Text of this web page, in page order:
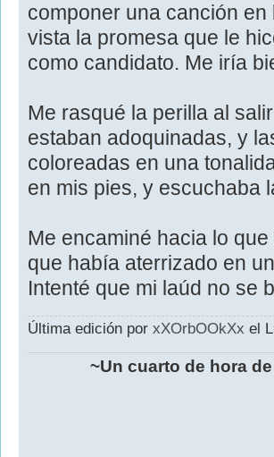
componer una canción
vista la promesa que le
como candidato. Me iría
Me rasqué la perilla al
estaban adoquinadas, y
coloreadas en una
en mis pies, y escuchaba
Me encaminé hacia lo
que había aterrizado en
Intenté que mi laúd no se
Última edición por xXOrbOOkXx el
~Un cuarto de hora